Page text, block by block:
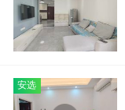
安选